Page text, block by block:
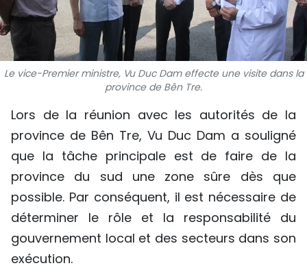
MÉGASTORIE
INFOGRAPHIE
PHOTO
VIDÉO
À PROPOS DU "PEUPLE"
TIẾNG VIỆT
ENGLISH
Le vice-Premier ministre, Vu Duc Dam effecte une visite dans la
province de Bên Tre.
Lors de la réunion avec les autorités de la
province de Bên Tre, Vu Duc Dam a souligné
que la tâche principale est de faire de la
province du sud une zone sûre dès que
possible. Par conséquent, il est nécessaire de
déterminer le rôle et la responsabilité du
gouvernement local et des secteurs dans son
exécution.